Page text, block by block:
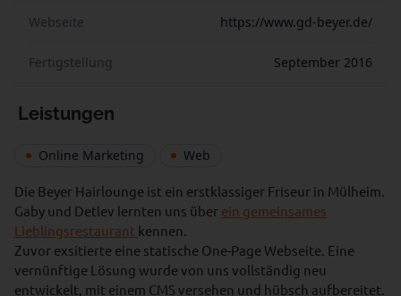
Webseite https://www.gd-beyer.de/
Fertigstellung September 2016
Leistungen
Online Marketing Web
Die Beyer Hairlounge ist ein erstklassiger Friseur in Mülheim.
Gaby und Detlev lernten uns über ein gemeinsames
Lieblingsrestaurant kennen.
Zuvor exsitierte eine statische One-Page Webseite. Eine
vernünftige Lösung wurde von uns vollständig neu
entwickelt, mit einem CMS versehen und hübsch aufbereitet.